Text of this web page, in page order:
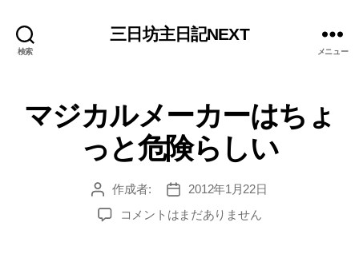
検索
三日坊主日記NEXT
メニュー
マジカルメーカーはちょ
っと危険らしい
投
稿
者
作成者:
投
稿
日
2012年1月22日
マ
コメントはまだありません